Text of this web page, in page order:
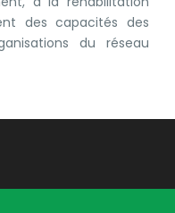
des capacités des
du réseau